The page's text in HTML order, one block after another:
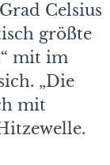
Celsius
größte
mit im
„Die
mit